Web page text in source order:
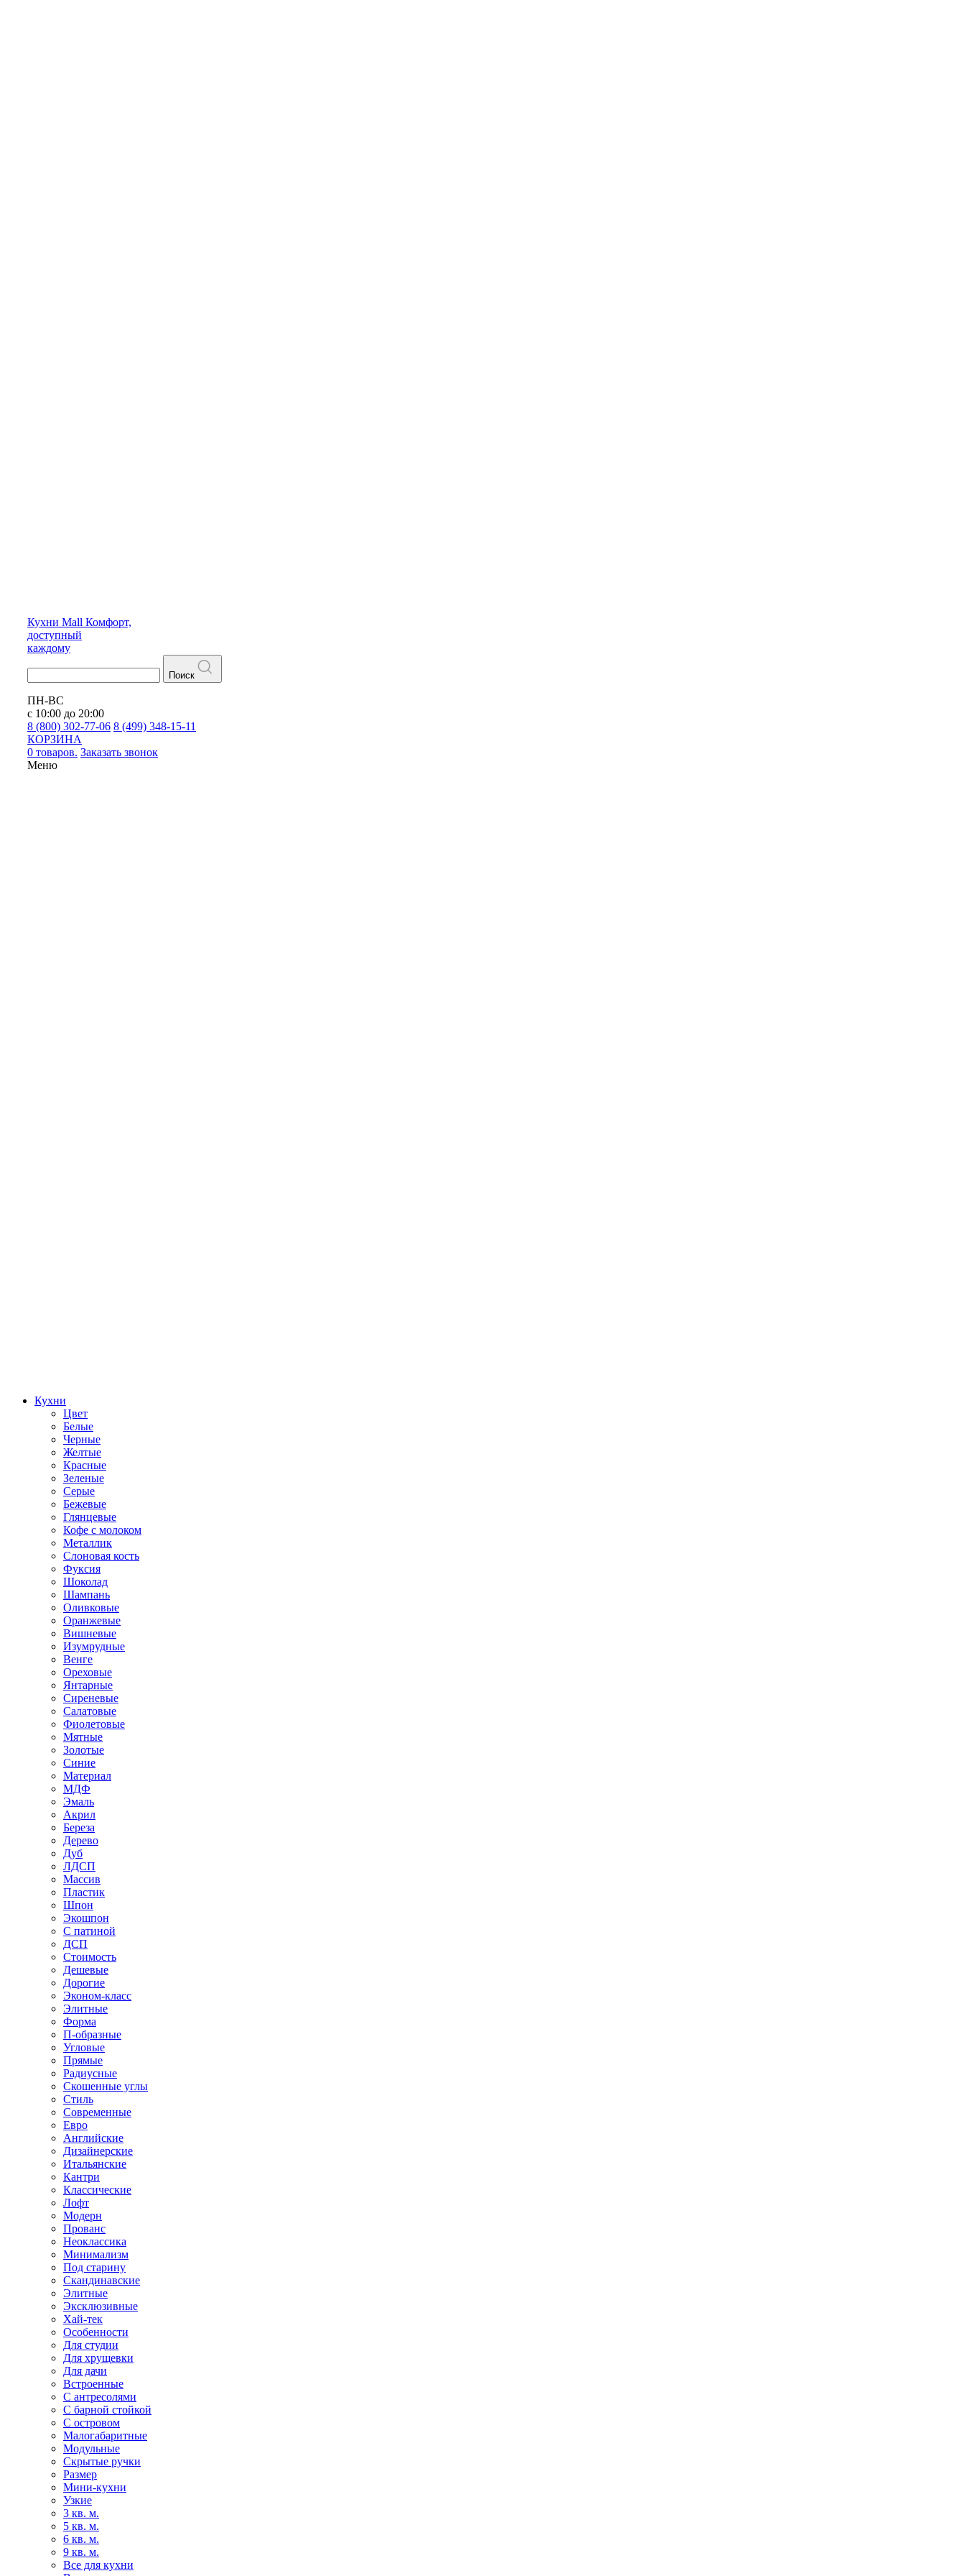
Кухни Mall Комфорт,
доступный
каждому
Поиск
ПН-ВС
с 10:00 до 20:00
8 (800) 302-77-06 8 (499) 348-15-11
КОРЗИНА
0 товаров. Заказать звонок
Меню
Кухни
Цвет
Белые
Черные
Желтые
Красные
Зеленые
Серые
Бежевые
Глянцевые
Кофе с молоком
Металлик
Слоновая кость
Фуксия
Шоколад
Шампань
Оливковые
Оранжевые
Вишневые
Изумрудные
Венге
Ореховые
Янтарные
Сиреневые
Салатовые
Фиолетовые
Мятные
Золотые
Синие
Материал
МДФ
Эмаль
Акрил
Береза
Дерево
Дуб
ЛДСП
Массив
Пластик
Шпон
Экошпон
С патиной
ДСП
Стоимость
Дешевые
Дорогие
Эконом-класс
Элитные
Форма
П-образные
Угловые
Прямые
Радиусные
Скошенные углы
Стиль
Современные
Евро
Английские
Дизайнерские
Итальянские
Кантри
Классические
Лофт
Модерн
Прованс
Неоклассика
Минимализм
Под старину
Скандинавские
Элитные
Эксклюзивные
Хай-тек
Особенности
Для студии
Для хрущевки
Для дачи
Встроенные
С антресолями
С барной стойкой
С островом
Малогабаритные
Модульные
Скрытые ручки
Размер
Мини-кухни
Узкие
3 кв. м.
5 кв. м.
6 кв. м.
9 кв. м.
Все для кухни